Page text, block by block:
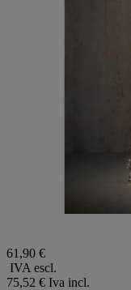
61,90 €
IVA escl.
75,52 € Iva incl.